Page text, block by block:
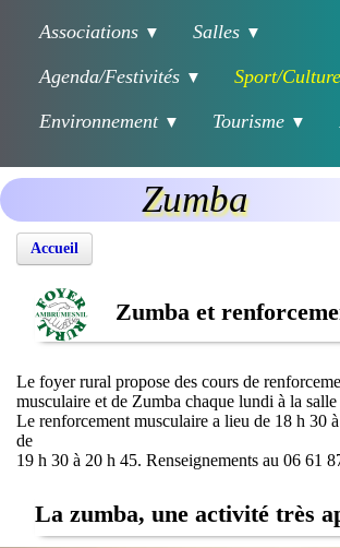
Associations ▼ Salles ▼
Agenda/Festivités ▼ Sport/Culture
Environnement ▼ Tourisme ▼
Zumba
Accueil
Zumba et
Le foyer rural propose des cours de
musculaire et de Zumba chaque lundi à la
Le renforcement musculaire a lieu de 18 h 30
de
19 h 30 à 20 h 45. Renseignements au 06 61
La zumba, une activité très